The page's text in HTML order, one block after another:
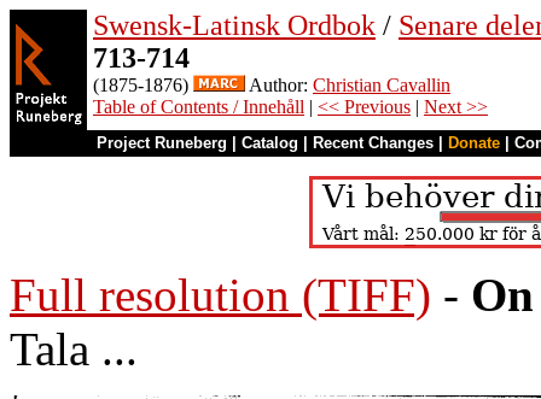
Swensk-Latinsk Ordbok / Senare
713-714
(1875-1876) Author: Christian Cavallin
Table of Contents / Innehåll | << Previous | Next >>
Project Runeberg Catalog Recent Changes Donate
Full resolution (TIFF) -
Tala ...